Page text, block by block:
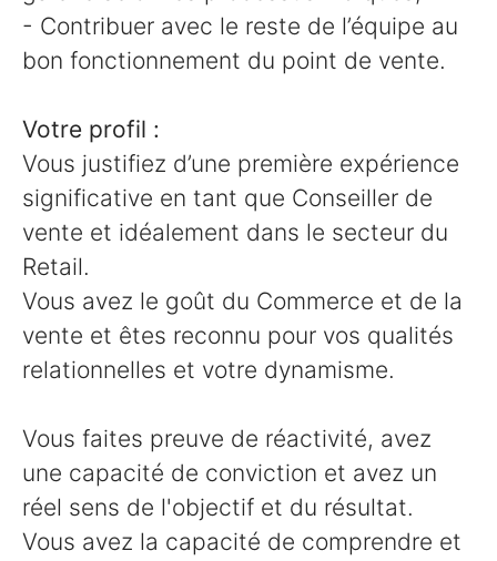
- Contribuer avec le reste de l’équipe au
bon fonctionnement du point de vente.
Votre profil :
Vous justifiez d’une première expérience
significative en tant que Conseiller de
vente et idéalement dans le secteur du
Retail.
Vous avez le goût du Commerce et de la
vente et êtes reconnu pour vos qualités
relationnelles et votre dynamisme.
Vous faites preuve de réactivité, avez
une capacité de conviction et avez un
réel sens de l'objectif et du résultat.
Vous avez la capacité de comprendre et